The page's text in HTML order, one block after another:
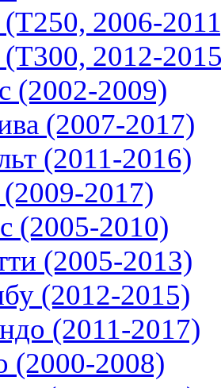
2006-
2012-
(2002-2009)
(2007-2017)
(2011-2016)
2017)
(2005-2010)
(2005-2013)
(2012-2015)
(2011-2017)
(2000-2008)